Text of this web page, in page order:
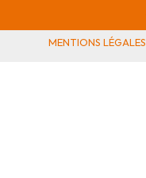
MENTIONS LÉGALES